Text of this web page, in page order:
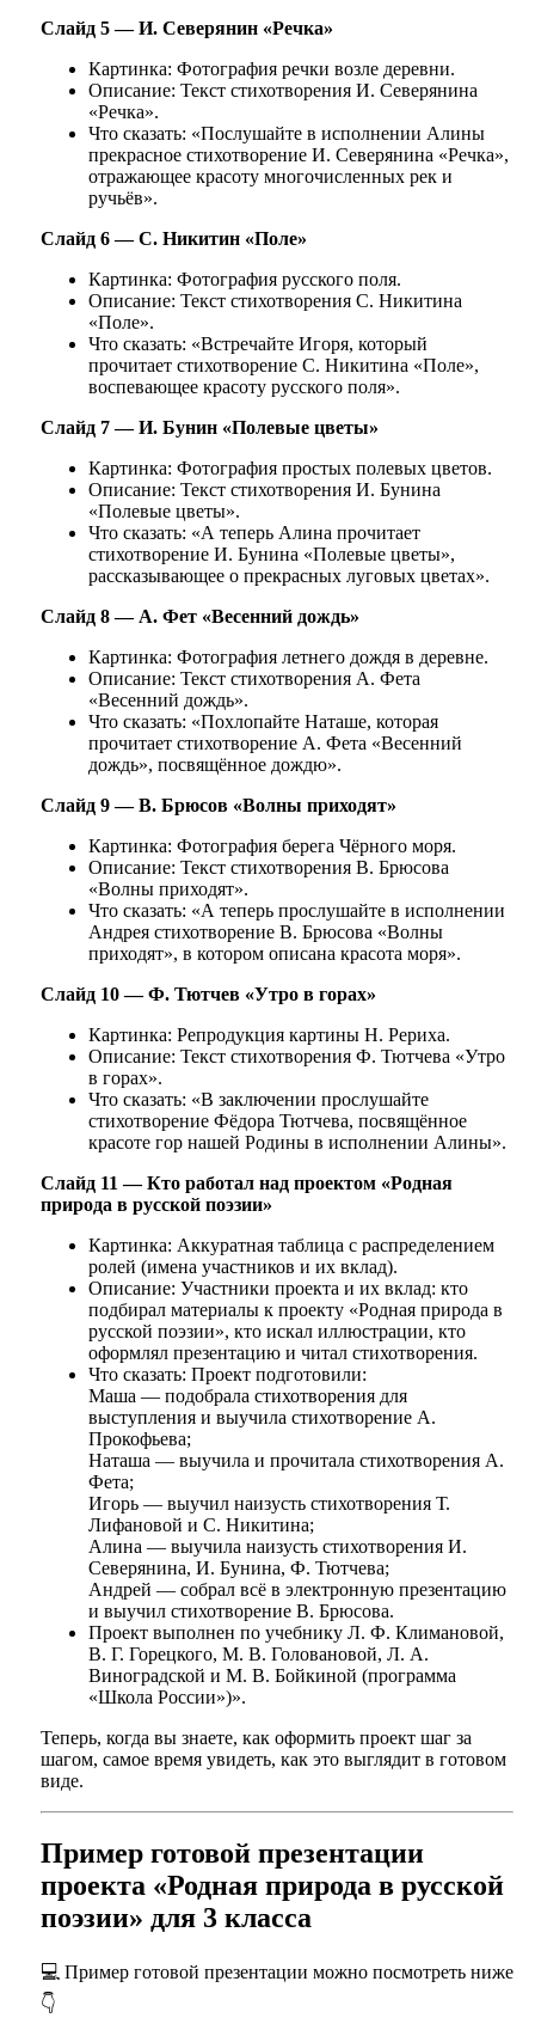
Слайд 5 — И. Северянин «Речка»
Картинка: Фотография речки возле деревни.
Описание: Текст стихотворения И. Северянина
«Речка».
Что сказать: «Послушайте в исполнении Алины
прекрасное стихотворение И. Северянина «Речка»,
отражающее красоту многочисленных рек и
ручьёв».
Слайд 6 — С. Никитин «Поле»
Картинка: Фотография русского поля.
Описание: Текст стихотворения С. Никитина
«Поле».
Что сказать: «Встречайте Игоря, который
прочитает стихотворение С. Никитина «Поле»,
воспевающее красоту русского поля».
Слайд 7 — И. Бунин «Полевые цветы»
Картинка: Фотография простых полевых цветов.
Описание: Текст стихотворения И. Бунина
«Полевые цветы».
Что сказать: «А теперь Алина прочитает
стихотворение И. Бунина «Полевые цветы»,
рассказывающее о прекрасных луговых цветах».
Слайд 8 — А. Фет «Весенний дождь»
Картинка: Фотография летнего дождя в деревне.
Описание: Текст стихотворения А. Фета
«Весенний дождь».
Что сказать: «Похлопайте Наташе, которая
прочитает стихотворение А. Фета «Весенний
дождь», посвящённое дождю».
Слайд 9 — В. Брюсов «Волны приходят»
Картинка: Фотография берега Чёрного моря.
Описание: Текст стихотворения В. Брюсова
«Волны приходят».
Что сказать: «А теперь прослушайте в исполнении
Андрея стихотворение В. Брюсова «Волны
приходят», в котором описана красота моря».
Слайд 10 — Ф. Тютчев «Утро в горах»
Картинка: Репродукция картины Н. Рериха.
Описание: Текст стихотворения Ф. Тютчева «Утро
в горах».
Что сказать: «В заключении прослушайте
стихотворение Фёдора Тютчева, посвящённое
красоте гор нашей Родины в исполнении Алины».
Слайд 11 — Кто работал над проектом «Родная
природа в русской поэзии»
Картинка: Аккуратная таблица с распределением
ролей (имена участников и их вклад).
Описание: Участники проекта и их вклад: кто
подбирал материалы к проекту «Родная природа в
русской поэзии», кто искал иллюстрации, кто
оформлял презентацию и читал стихотворения.
Что сказать: Проект подготовили:
Маша — подобрала стихотворения для
выступления и выучила стихотворение А.
Прокофьева;
Наташа — выучила и прочитала стихотворения А.
Фета;
Игорь — выучил наизусть стихотворения Т.
Лифановой и С. Никитина;
Алина — выучила наизусть стихотворения И.
Северянина, И. Бунина, Ф. Тютчева;
Андрей — собрал всё в электронную презентацию
и выучил стихотворение В. Брюсова.
Проект выполнен по учебнику Л. Ф. Климановой,
В. Г. Горецкого, М. В. Головановой, Л. А.
Виноградской и М. В. Бойкиной (программа
«Школа России»)».
Теперь, когда вы знаете, как оформить проект шаг за
шагом, самое время увидеть, как это выглядит в готовом
виде.
Пример готовой презентации
проекта «Родная природа в русской
поэзии» для 3 класса
💻 Пример готовой презентации можно посмотреть ниже
👇